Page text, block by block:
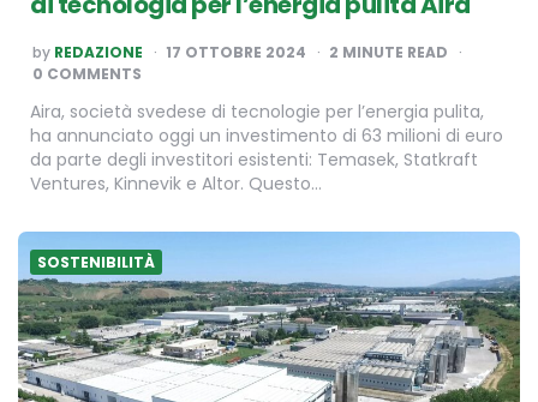
POSTED
BY
by REDAZIONE 17 OTTOBRE 2024 2 MINUTE READ
0 COMMENTS
Aira, società svedese di tecnologie per l’energia pulita,
ha annunciato oggi un investimento di 63 milioni di euro
da parte degli investitori esistenti: Temasek, Statkraft
Ventures, Kinnevik e Altor. Questo…
SOSTENIBILITÀ